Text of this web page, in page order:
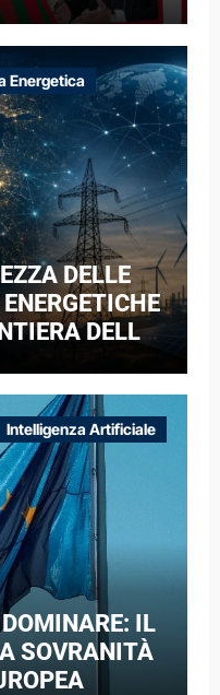
Energetica
DELLE
DELLA
DELLA
Intelligenza Artificiale
IL
SOVRANITÀ